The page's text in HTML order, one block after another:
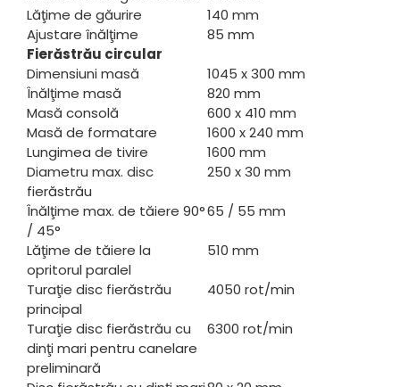
Lăţime de găurire
140 mm
Ajustare înălţime
85 mm
Fierăstrău circular
Dimensiuni masă
1045 x 300 mm
Înălţime masă
820 mm
Masă consolă
600 x 410 mm
Masă de formatare
1600 x 240 mm
Lungimea de tivire
1600 mm
Diametru max. disc
fierăstrău
250 x 30 mm
Înălţime max. de tăiere 90°
/ 45°
65 / 55 mm
Lăţime de tăiere la
opritorul paralel
510 mm
Turaţie disc fierăstrău
principal
4050 rot/min
Turaţie disc fierăstrău cu
dinţi mari pentru canelare
preliminară
6300 rot/min